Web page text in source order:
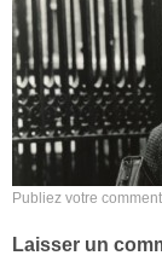
Publiez votre
Laisser un